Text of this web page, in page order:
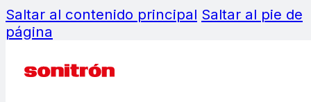
Saltar al contenido principal Saltar al pie de
página